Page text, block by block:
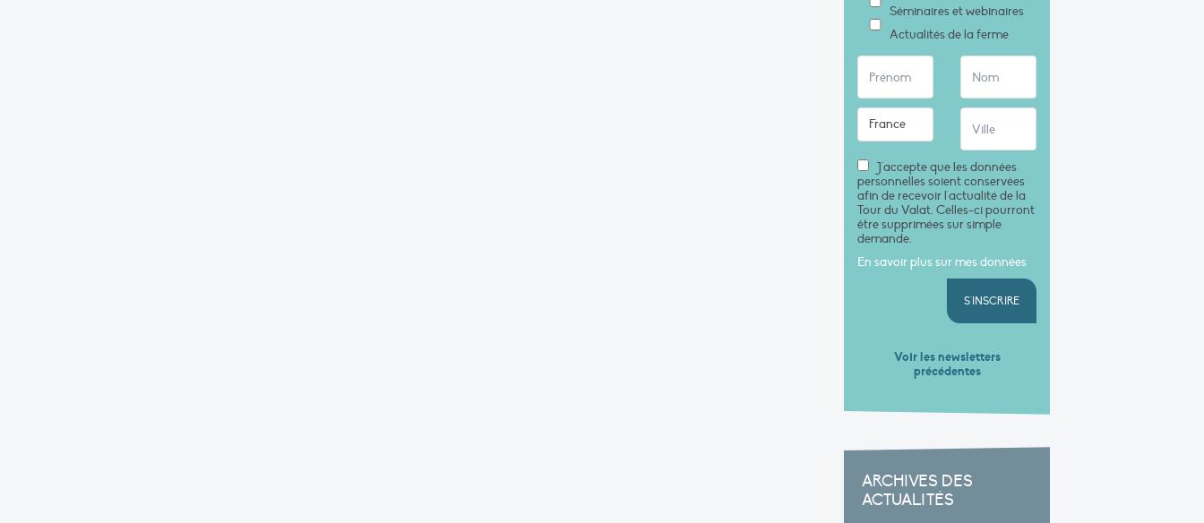
Séminaires et webinaires
Actualités de la ferme
J'accepte que les données
personnelles soient conservées
afin de recevoir l'actualité de la
Tour du Valat. Celles-ci pourront
être supprimées sur simple
demande.
En savoir plus sur mes données
S'INSCRIRE
Voir les newsletters
précédentes
ARCHIVES DES
ACTUALITÉS